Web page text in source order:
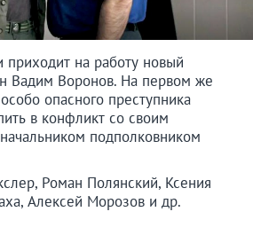
приходит на работу новый
Вадим Воронов. На первом же
опасного преступника
в конфликт со своим
подполковником
Роман Полянский, Ксения
Алексей Морозов и др.